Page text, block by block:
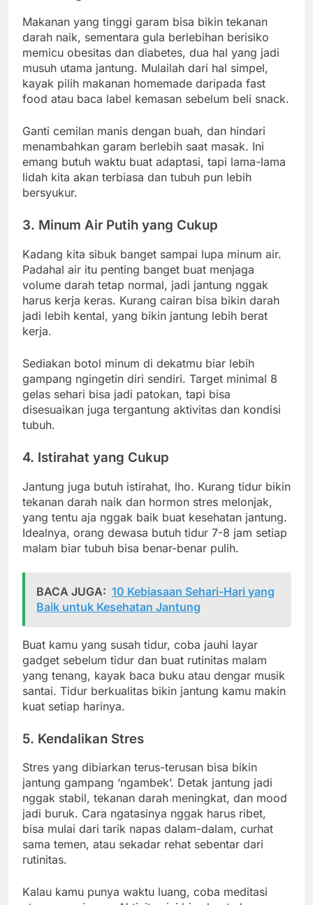
Makanan yang tinggi garam bisa bikin tekanan
darah naik, sementara gula berlebihan berisiko
memicu obesitas dan diabetes, dua hal yang jadi
musuh utama jantung. Mulailah dari hal simpel,
kayak pilih makanan homemade daripada fast
food atau baca label kemasan sebelum beli snack.
Ganti cemilan manis dengan buah, dan hindari
menambahkan garam berlebih saat masak. Ini
emang butuh waktu buat adaptasi, tapi lama-lama
lidah kita akan terbiasa dan tubuh pun lebih
bersyukur.
3. Minum Air Putih yang Cukup
Kadang kita sibuk banget sampai lupa minum air.
Padahal air itu penting banget buat menjaga
volume darah tetap normal, jadi jantung nggak
harus kerja keras. Kurang cairan bisa bikin darah
jadi lebih kental, yang bikin jantung lebih berat
kerja.
Sediakan botol minum di dekatmu biar lebih
gampang ngingetin diri sendiri. Target minimal 8
gelas sehari bisa jadi patokan, tapi bisa
disesuaikan juga tergantung aktivitas dan kondisi
tubuh.
4. Istirahat yang Cukup
Jantung juga butuh istirahat, lho. Kurang tidur bikin
tekanan darah naik dan hormon stres melonjak,
yang tentu aja nggak baik buat kesehatan jantung.
Idealnya, orang dewasa butuh tidur 7-8 jam setiap
malam biar tubuh bisa benar-benar pulih.
BACA JUGA: 10 Kebiasaan Sehari-Hari yang
Baik untuk Kesehatan Jantung
Buat kamu yang susah tidur, coba jauhi layar
gadget sebelum tidur dan buat rutinitas malam
yang tenang, kayak baca buku atau dengar musik
santai. Tidur berkualitas bikin jantung kamu makin
kuat setiap harinya.
5. Kendalikan Stres
Stres yang dibiarkan terus-terusan bisa bikin
jantung gampang ‘ngambek’. Detak jantung jadi
nggak stabil, tekanan darah meningkat, dan mood
jadi buruk. Cara ngatasinya nggak harus ribet,
bisa mulai dari tarik napas dalam-dalam, curhat
sama temen, atau sekadar rehat sebentar dari
rutinitas.
Kalau kamu punya waktu luang, coba meditasi